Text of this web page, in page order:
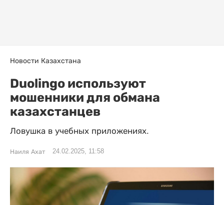
Новости Казахстана
Duolingo используют
мошенники для обмана
казахстанцев
Ловушка в учебных приложениях.
Наиля Ахат 24.02.2025, 11:58